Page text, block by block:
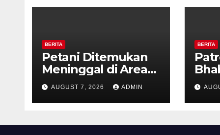
BERITA
Petani Ditemukan
Meninggal di Area
Persawahan
Kalibeji, Polisi
Pastikan Tidak Ada
AUGUST 7, 2026 ADMIN
BERITA
dan